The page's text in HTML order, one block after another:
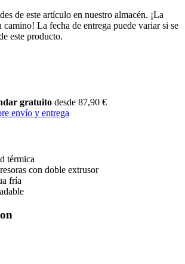
de este artículo en nuestro almacén. ¡La
camino! La fecha de entrega puede variar si se
este producto.
gratuito desde 87,90 €
envío y entrega
térmica
con doble extrusor
fría